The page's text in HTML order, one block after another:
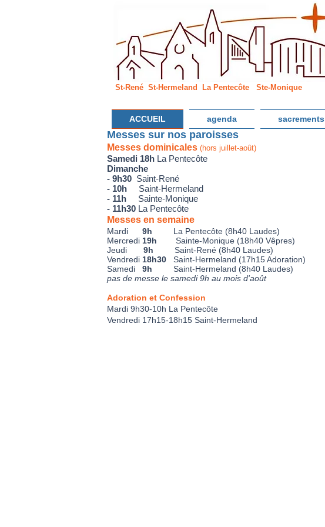
St-René St-Hermeland La Pentecôte Ste-Monique
ACCUEIL agenda sacrements
Messes sur nos paroisses
Messes dominicales (hors juillet-août)
Samedi 18h La Pentecôte
Dimanche
- 9h30 Saint-René
- 10h Saint-Hermeland
- 11h Sainte-Monique
- 11h30 La Pentecôte
Messes en semaine
Mardi 9h La Pentecôte (8h40 Laudes)
Mercredi 19h Sainte-Monique (18h40 Vêpres)
Jeudi 9h Saint-René (8h40 Laudes)
Vendredi 18h30 Saint-Hermeland (17h15 Adoration)
Samedi
9h Saint-Hermeland (8h40 Laudes)
pas de messe le samedi 9h au mois d'août
Adoration et Confession
Mardi 9h30-10h La Pentecôte
Vendredi 17h15-18h15 Saint-Hermeland